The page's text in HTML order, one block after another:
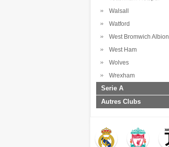
Walsall
Watford
West Bromwich Albion
West Ham
Wolves
Wrexham
Serie A
Autres Clubs